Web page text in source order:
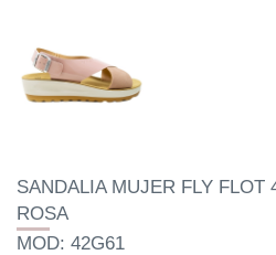
SANDALIA MUJER FLY FLOT
ROSA
MOD: 42G61